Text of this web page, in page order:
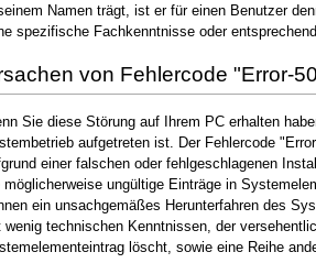
Namen trägt, ist er für einen Benutzer
spezifische Fachkenntnisse oder
von Fehlercode "Error-
Sie diese Störung auf Ihrem PC erhalten
aufgetreten ist. Der Fehlercode
einer falschen oder fehlgeschlagenen
möglicherweise ungültige Einträge in
ein unsachgemäßes Herunterfahren des
wenig technischen Kenntnissen, der
löscht, sowie eine Reihe